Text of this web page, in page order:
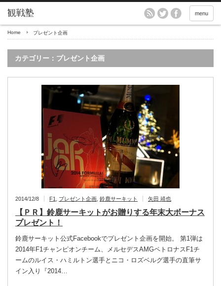
menu
Home プレゼント企画
カテゴリー：プレゼント企画
2014/12/8 F1 プレゼント企画 鈴鹿サーキット 矢田 靖也
【ＰＲ】鈴鹿サーキットがお贈りする年末大ボーナス
プレゼント！
鈴鹿サーキット公式Facebookでプレゼント企画を開始。 第1弾は
2014年F1チャンピオンチーム、メルセデスAMGペトロナスF1チ
ームのルイス・ハミルトン選手とニコ・ロズベルグ選手の直筆サ
イン入り『2014…